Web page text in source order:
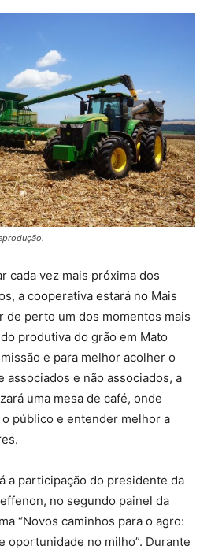
cada vez mais próxima dos
a cooperativa estará no Mais
de perto um dos momentos mais
produtiva do grão em Mato
e para melhor acolher o
e não associados, a
uma mesa de café, onde
público e entender melhor a
a participação do presidente da
no segundo painel da
“Novos caminhos para o agro:
oportunidade no milho”. Durante